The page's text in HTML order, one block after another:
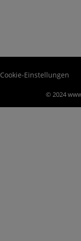
Cookie-Einstellungen
© 2024